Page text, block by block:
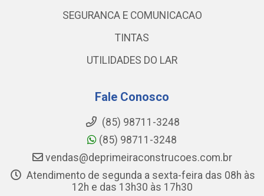
SEGURANCA E COMUNICACAO
TINTAS
UTILIDADES DO LAR
Fale Conosco
(85) 98711-3248
(85) 98711-3248
vendas@deprimeiraconstrucoes.com.br
Atendimento de segunda a sexta-feira das 08h às
12h e das 13h30 às 17h30